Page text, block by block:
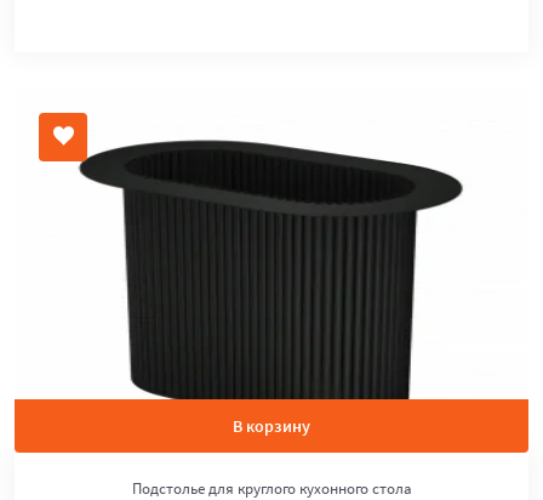
В корзину
Подстолье для круглого кухонного стола